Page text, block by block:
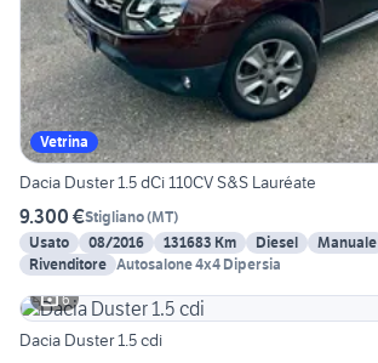
Vetrina
Dacia Duster 1.5 dCi 110CV S&S Lauréate
9.300 €Stigliano(MT)
Usato
08/2016 131683 Km Diesel Manuale
Rivenditore Autosalone 4x4 Dipersia
6
Dacia Duster 1.5 cdi